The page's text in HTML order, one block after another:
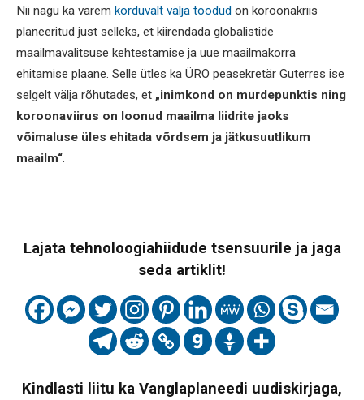
Nii nagu ka varem korduvalt välja toodud on koroonakriis
planeeritud just selleks, et kiirendada globalistide
maailmavalitsuse kehtestamise ja uue maailmakorra
ehitamise plaane. Selle ütles ka ÜRO peasekretär Guterres ise
selgelt välja rõhutades, et „inimkond on murdepunktis ning
koroonaviirus on loonud maailma liidrite jaoks
võimaluse üles ehitada võrdsem ja jätkusuutlikum
maailm“.
Lajata tehnoloogiahiidude tsensuurile ja jaga
seda artiklit!
Kindlasti liitu ka Vanglaplaneedi uudiskirjaga,